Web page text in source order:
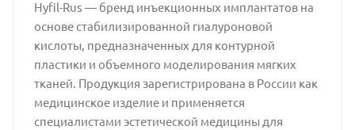
Hyfil-Rus — бренд инъекционных имплантатов на
основе стабилизированной гиалуроновой
кислоты, предназначенных для контурной
пластики и объемного моделирования мягких
тканей. Продукция зарегистрирована в России как
медицинское изделие и применяется
специалистами эстетической медицины для